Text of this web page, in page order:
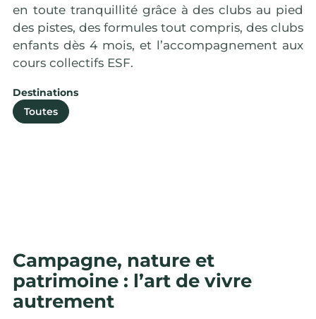
en toute tranquillité grâce à des clubs au pied
des pistes, des formules tout compris, des clubs
enfants dès 4 mois, et l’accompagnement aux
cours collectifs ESF.
Destinations
Toutes
Tignes
Campagne, nature et
patrimoine : l’art de vivre
autrement